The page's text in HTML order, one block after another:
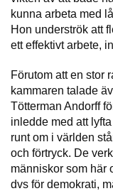
kunna arbeta med
Hon underströk att
ett effektivt arbete,
Förutom att en stor
kammaren talade
Tötterman Andorff
inledde med att
runt om i världen
och förtryck. De
människor som här
dvs för demokrati,